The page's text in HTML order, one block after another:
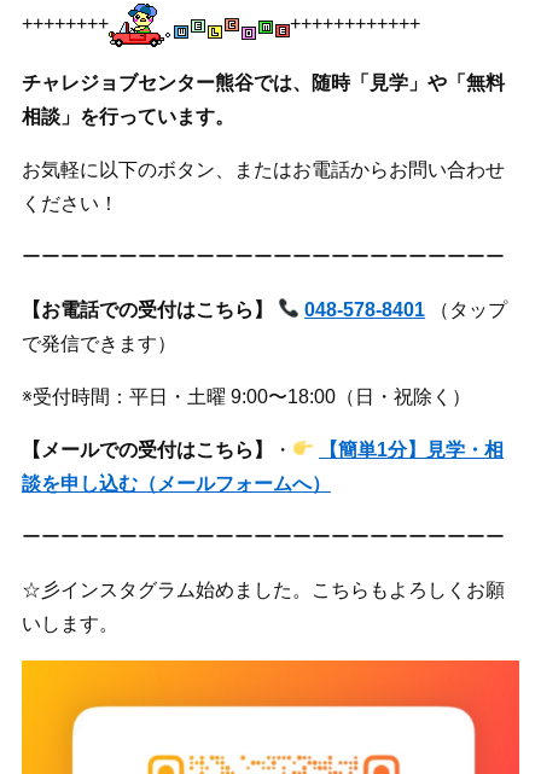
++++++++ ++++++++++++
チャレジョブセンター熊谷では、随時「見学」や「無料
相談」を行っています。
お気軽に以下のボタン、またはお電話からお問い合わせ
ください！
ーーーーーーーーーーーーーーーーーーーーーーーーー
【お電話での受付はこちら】 048-578-8401 （タップ
で発信できます）
※受付時間：平日・土曜 9:00〜18:00（日・祝除く）
【メールでの受付はこちら】 ・
【簡単1分】見学・相
談を申し込む（メールフォームへ）
ーーーーーーーーーーーーーーーーーーーーーーーーー
☆彡インスタグラム始めました。こちらもよろしくお願
いします。